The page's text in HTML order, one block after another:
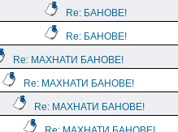
Re: БАНОВЕ!
Re: БАНОВЕ!
Re: МАХНАТИ БАНОВЕ!
Re: МАХНАТИ БАНОВЕ!
Re: МАХНАТИ БАНОВЕ!